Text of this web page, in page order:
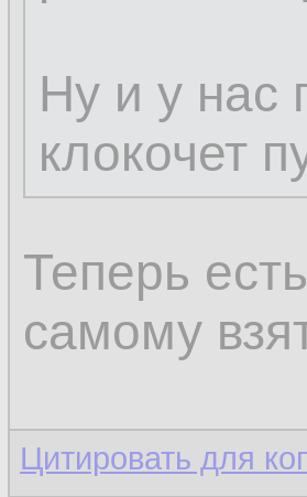
Ну и у нас
клокочет
Теперь
самому
Цитировать для